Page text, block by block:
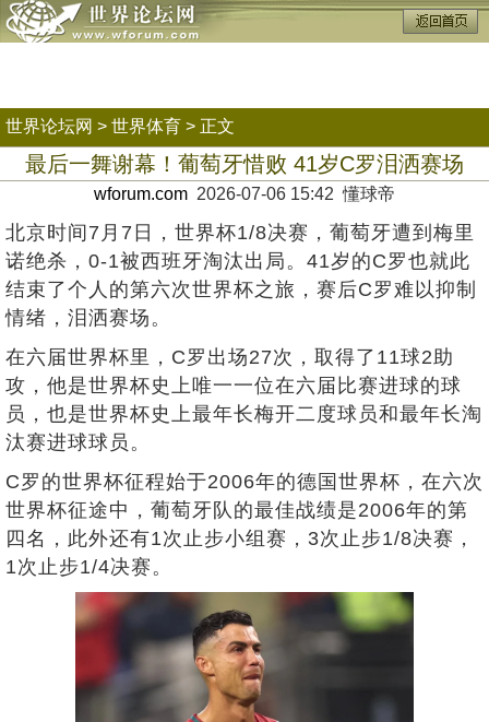
世界论坛网 > 世界体育 > 正文
最后一舞谢幕！葡萄牙惜败 41岁C罗泪洒赛场
wforum.com 2026-07-06 15:42 懂球帝
北京时间7月7日，世界杯1/8决赛，葡萄牙遭到梅里
诺绝杀，0-1被西班牙淘汰出局。41岁的C罗也就此
结束了个人的第六次世界杯之旅，赛后C罗难以抑制
情绪，泪洒赛场。
在六届世界杯里，C罗出场27次，取得了11球2助
攻，他是世界杯史上唯一一位在六届比赛进球的球
员，也是世界杯史上最年长梅开二度球员和最年长淘
汰赛进球球员。
C罗的世界杯征程始于2006年的德国世界杯，在六次
世界杯征途中，葡萄牙队的最佳战绩是2006年的第
四名，此外还有1次止步小组赛，3次止步1/8决赛，
1次止步1/4决赛。